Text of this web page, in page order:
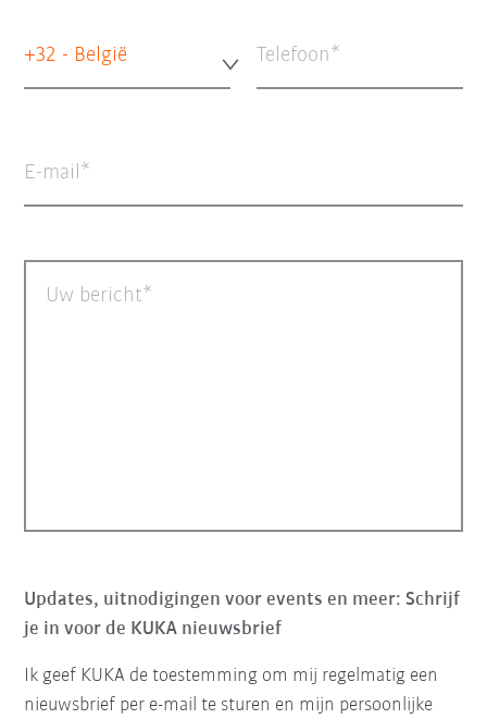
+32 - België Telefoon
E-mail
Uw bericht
Updates, uitnodigingen voor events en meer: Schrijf
je in voor de KUKA nieuwsbrief
Ik geef KUKA de toestemming om mij regelmatig een
nieuwsbrief per e-mail te sturen en mijn persoonlijke